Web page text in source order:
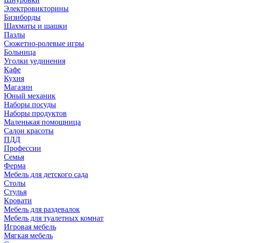
Электровикторины
Бизиборды
Шахматы и шашки
Пазлы
Сюжетно-ролевые игры
Больница
Уголки уединения
Кафе
Кухня
Магазин
Юный механик
Наборы посуды
Наборы продуктов
Маленькая помощница
Салон красоты
ПДД
Профессии
Семья
Ферма
Мебель для детского сада
Столы
Cтулья
Кровати
Мебель для раздевалок
Мебель для туалетных комнат
Игровая мебель
Мягкая мебель